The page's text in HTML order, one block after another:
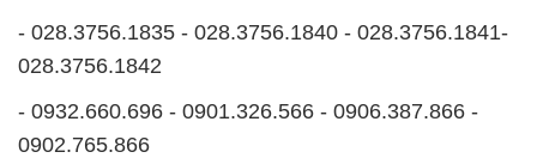
- 028.3756.1835 - 028.3756.1840 - 028.3756.1841-
028.3756.1842
- 0932.660.696 - 0901.326.566 - 0906.387.866 -
0902.765.866